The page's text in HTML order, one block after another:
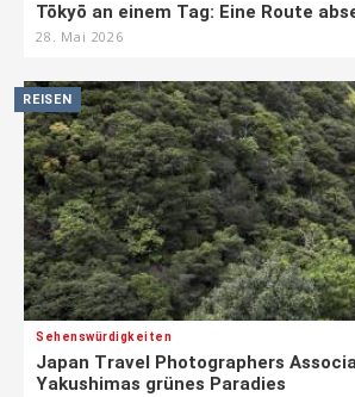
Tōkyō an einem Tag: Eine Route
28. Mai 2026
REISEN
Sehenswürdigkeiten
Japan Travel Photographers
Yakushimas grünes Paradies